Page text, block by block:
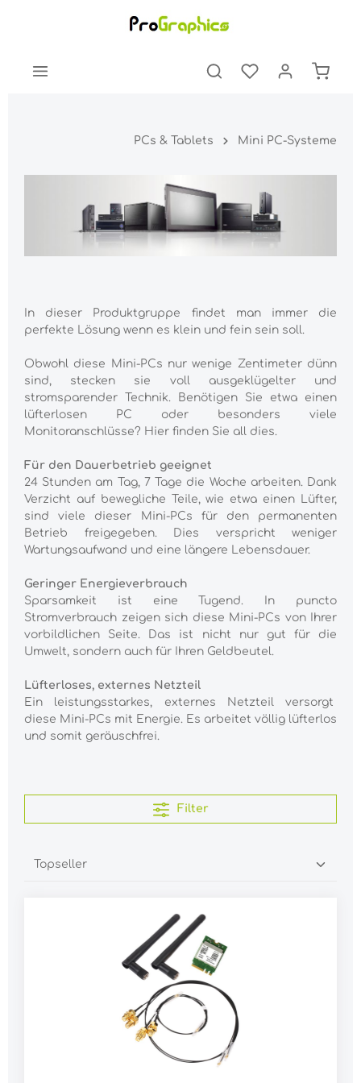
PCs & Tablets Mini PC-Systeme
In dieser Produktgruppe findet man immer die
perfekte Lösung wenn es klein und fein sein soll.
Obwohl diese Mini-PCs nur wenige Zentimeter dünn
sind, stecken sie voll ausgeklügelter und
stromsparender Technik. Benötigen Sie etwa einen
lüfterlosen PC oder besonders viele
Monitoranschlüsse? Hier finden Sie all dies.
Für den Dauerbetrieb geeignet
24 Stunden am Tag, 7 Tage die Woche arbeiten. Dank
Verzicht auf bewegliche Teile, wie etwa einen Lüfter,
sind viele dieser Mini-PCs für den permanenten
Betrieb freigegeben. Dies verspricht weniger
Wartungsaufwand und eine längere Lebensdauer.
Geringer Energieverbrauch
Sparsamkeit ist eine Tugend. In puncto
Stromverbrauch zeigen sich diese Mini-PCs von Ihrer
vorbildlichen Seite. Das ist nicht nur gut für die
Umwelt, sondern auch für Ihren Geldbeutel.
Lüfterloses, externes Netzteil
Ein leistungsstarkes, externes Netzteil versorgt
diese Mini-PCs mit Energie. Es arbeitet völlig lüfterlos
und somit geräuschfrei.
Filter